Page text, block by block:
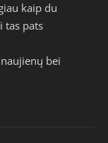
kaip du
tas pats
bei